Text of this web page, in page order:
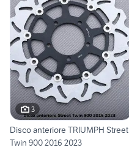
3
Disco anteriore TRIUMPH Street
Twin 900 2016 2023